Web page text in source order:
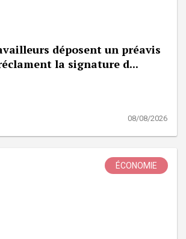
déposent un préavis
la signature d...
08/08/2026
ÉCONOMIE